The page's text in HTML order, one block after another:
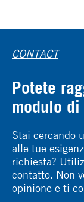
CONTACT
Potete
modulo
Stai cercando
alle tue
richiesta?
contatto. Non
opinione e ti